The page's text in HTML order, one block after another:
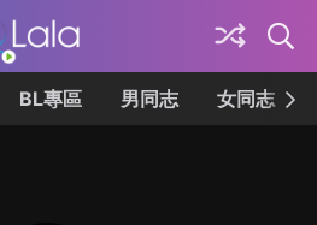
BL專區 男同志 女同志